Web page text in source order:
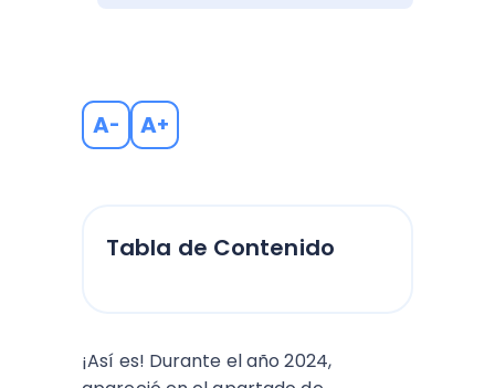
A- A+
Tabla de Contenido
¡Así es! Durante el año 2024,